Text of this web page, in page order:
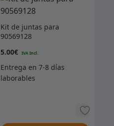
Kit de juntas para
90569128
5.00€